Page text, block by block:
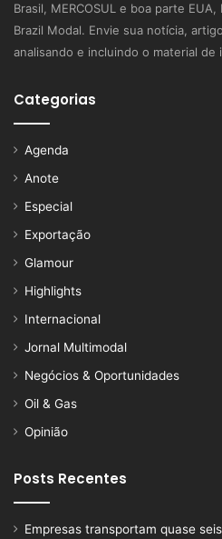
Brasil, MERCOSUL e boa parte
Brazil Modal. Envie sua notícia,
analisando e incluindo o material
Categorias
Agenda
Anote
Especial
Exportação
Glamour
Highlights
Internacional
Jornal Multimodal
Negócios & Oportunidades
Oil & Gas
Opinião
Posts Recentes
Empresas transportam quase